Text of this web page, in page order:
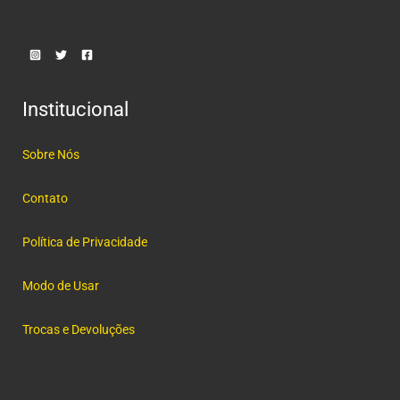
Institucional
Sobre Nós
Contato
Política de Privacidade
Modo de Usar
Trocas e Devoluções